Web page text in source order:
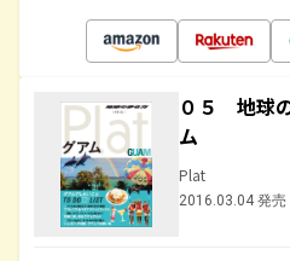
０５ 地球
ム
Plat
2016.03.04 発売